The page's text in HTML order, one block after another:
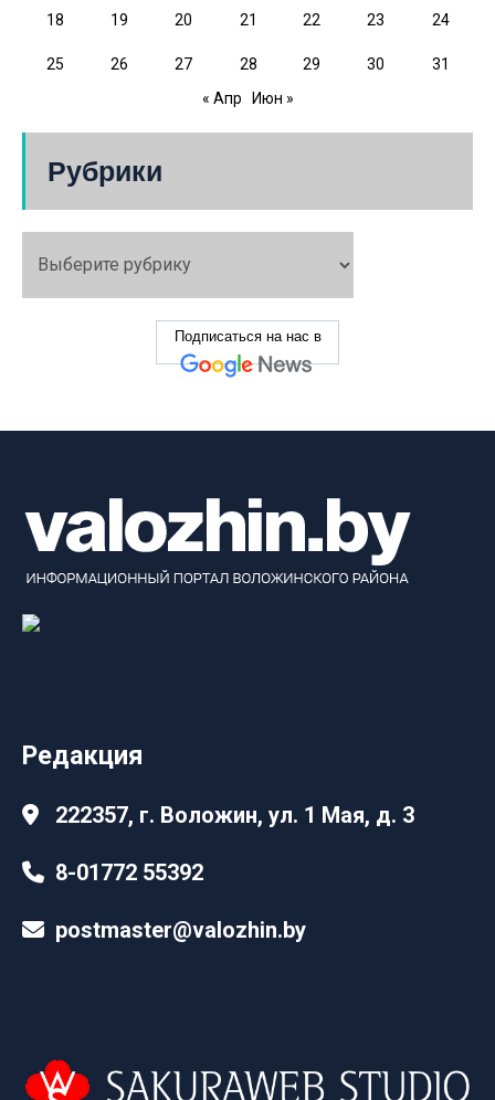
18 19 20 21 22 23 24
25 26 27 28 29 30
31
« Апр
Июн »
Рубрики
Подписаться на нас в
Редакция
222357, г. Воложин, ул. 1 Мая, д. 3
8-01772 55392
postmaster@valozhin.by